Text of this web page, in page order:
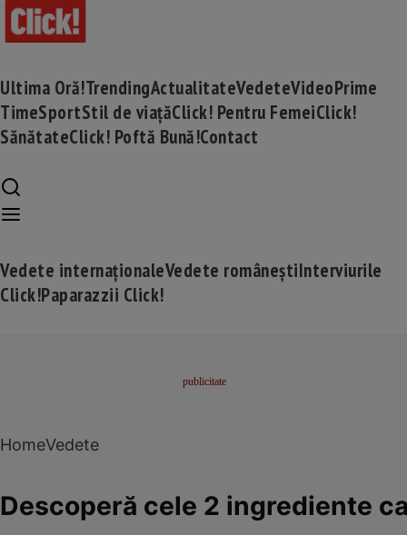
Ultima Oră!TrendingActualitateVedeteVideoPrime
TimeSportStil de viațăClick! Pentru FemeiClick!
SănătateClick! Poftă Bună!Contact
Vedete internaționaleVedete româneștiInterviurile
Click!Paparazzii Click!
HomeVedete
Descoperă cele 2 ingrediente